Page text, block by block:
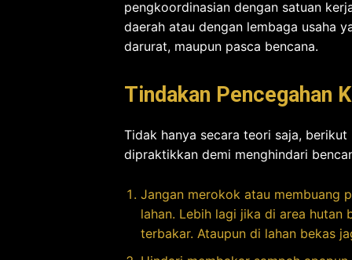
pengkoordinasian dengan satuan
daerah atau dengan lembaga usaha
darurat, maupun pasca bencana.
Tindakan Pencegahan
Tidak hanya secara teori saja,
dipraktikkan demi menghindari
Jangan merokok atau membuang
lahan. Lebih lagi jika di area
terbakar. Ataupun di lahan bekas